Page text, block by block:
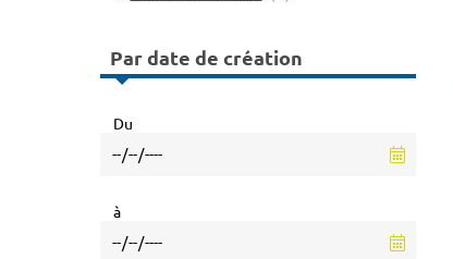
Par date de création
Du
à